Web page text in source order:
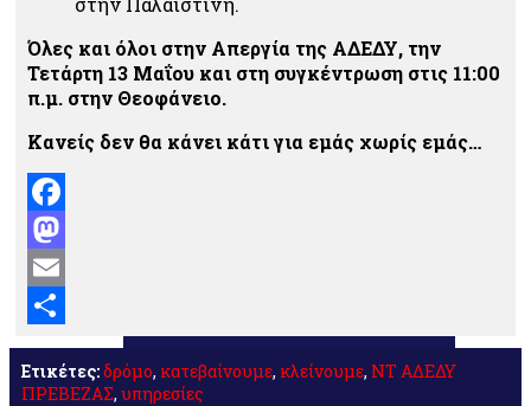
Όλες και όλοι στην Απεργία της ΑΔΕΔΥ, την
Τετάρτη 13 Μαΐου και στη συγκέντρωση στις 11:00
π.μ. στην Θεοφάνειο.
Κανείς δεν θα κάνει κάτι για εμάς χωρίς εμάς…
Facebook
Mastodon
Email
Μοιραστείτε
Ετικέτες:δρόμο, κατεβαίνουμε, κλείνουμε, ΝΤ ΑΔΕΔΥ
ΠΡΕΒΕΖΑΣ, υπηρεσίες